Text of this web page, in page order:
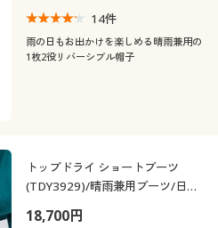
冬
解除する
閉じる
14件
雨の日もお出かけを楽しめる晴雨兼用の
1枚2役リバーシブル帽子
トップドライ ショートブーツ
(TDY3929)/晴雨兼用ブーツ/日本
18,700円